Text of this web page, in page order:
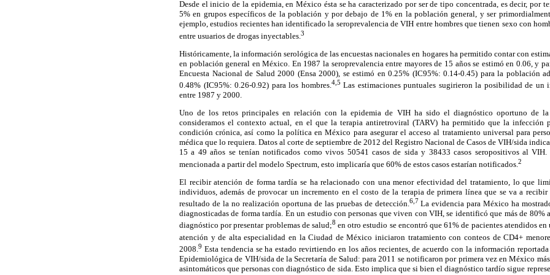
Desde el inicio de la epidemia, en México ésta se ha caracterizado por ser de tipo concentrada, es decir, por
5% en grupos específicos de la población y por debajo de 1% en la población general, y ser
ejemplo, estudios recientes han identificado la seroprevalencia de VIH entre hombres que tienen sexo con
entre usuarios de drogas inyectables. 3
Históricamente, la información serológica de las encuestas nacionales en hogares ha permitido contar con
en población general en México. En 1987 la seroprevalencia entre mayores de 15 años se estimó en 0.06, y
Encuesta Nacional de Salud 2000 (Ensa 2000), se estimó en 0.25% (IC95%: 0.14-0.45) para la población
0.48% (IC95%: 0.26-0.92) para los hombres.4,5 Las estimaciones puntuales sugirieron la posibilidad de un
entre 1987 y 2000.
Uno de los retos principales en relación con la epidemia de VIH ha sido el diagnóstico oportuno de la
consideramos el contexto actual, en el que la terapia antiretroviral (TARV) ha permitido que la infección
condición crónica, así como la política en México para asegurar el acceso al tratamiento universal para
médica que lo requiera. Datos al corte de septiembre de 2012 del Registro Nacional de Casos de VIH/sida
15 a 49 años se tenían notificados como vivos 50541 casos de sida y 38433 casos seropositivos al
mencionada a partir del modelo Spectrum, esto implicaría que 60% de estos casos estarían notificados. 2
El recibir atención de forma tardía se ha relacionado con una menor efectividad del tratamiento, lo que
individuos, además de provocar un incremento en el costo de la terapia de primera línea que se va a recibir
resultado de la no realización oportuna de las pruebas de detección.6,7 La evidencia para México ha
diagnosticadas de forma tardía. En un estudio con personas que viven con VIH, se identificó que más de 80%
diagnóstico por presentar problemas de salud;8 en otro estudio se encontró que 61% de pacientes atendidos
atención y de alta especialidad en la Ciudad de México iniciaron tratamiento con conteos de CD4+
2008.9 Esta tendencia se ha estado revirtiendo en los años recientes, de acuerdo con la información
Epidemiológica de VIH/sida de la Secretaría de Salud: para 2011 se notificaron por primera vez en México
asintomáticos que personas con diagnóstico de sida. Esto implica que si bien el diagnóstico tardío sigue